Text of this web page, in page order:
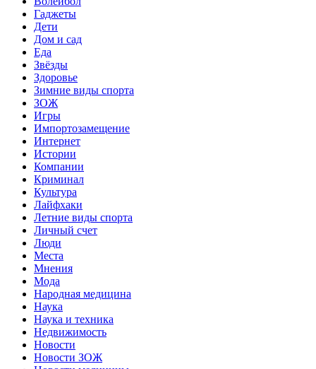
Гаджеты
Дети
Дом и сад
Еда
Звёзды
Здоровье
Зимние виды спорта
ЗОЖ
Игры
Импортозамещение
Интернет
Истории
Компании
Криминал
Культура
Лайфхаки
Летние виды спорта
Личный счет
Люди
Места
Мнения
Мода
Народная медицина
Наука
Наука и техника
Недвижимость
Новости
Новости ЗОЖ